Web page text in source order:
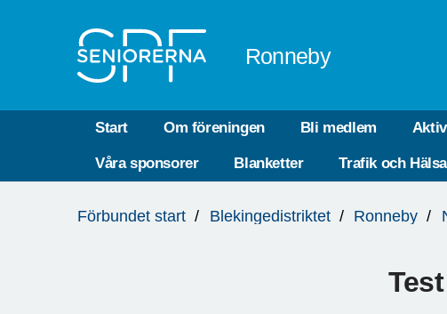
Ronneby
Start Om föreningen Bli medlem
Våra sponsorer Blanketter Trafik och Hälsa
är
Förbundet start Blekingedistriktet Ronneby
Test